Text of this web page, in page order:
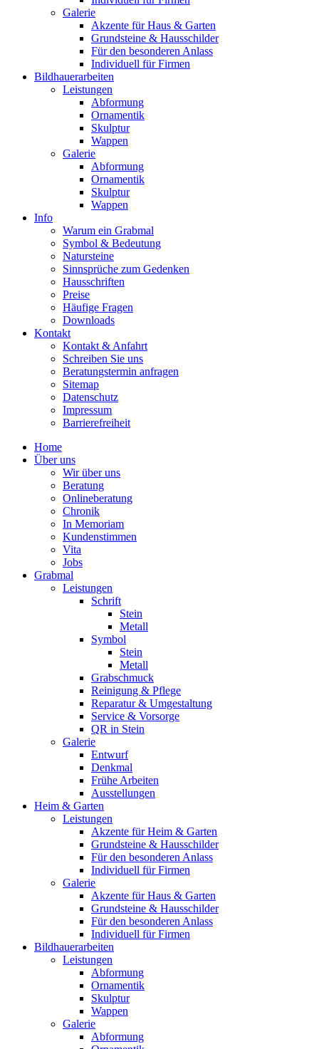
Galerie
Akzente für Haus & Garten
Grundsteine & Hausschilder
Für den besonderen Anlass
Individuell für Firmen
Bildhauerarbeiten
Leistungen
Abformung
Ornamentik
Skulptur
Wappen
Galerie
Abformung
Ornamentik
Skulptur
Wappen
Info
Warum ein Grabmal
Symbol & Bedeutung
Natursteine
Sinnsprüche zum Gedenken
Hausschriften
Preise
Häufige Fragen
Downloads
Kontakt
Kontakt & Anfahrt
Schreiben Sie uns
Beratungstermin anfragen
Sitemap
Datenschutz
Impressum
Barrierefreiheit
Home
Über uns
Wir über uns
Beratung
Onlineberatung
Chronik
In Memoriam
Kundenstimmen
Vita
Jobs
Grabmal
Leistungen
Schrift
Stein
Metall
Symbol
Stein
Metall
Grabschmuck
Reinigung & Pflege
Reparatur & Umgestaltung
Service & Vorsorge
QR in Stein
Galerie
Entwurf
Denkmal
Frühe Arbeiten
Ausstellungen
Heim & Garten
Leistungen
Akzente für Heim & Garten
Grundsteine & Hausschilder
Für den besonderen Anlass
Individuell für Firmen
Galerie
Akzente für Haus & Garten
Grundsteine & Hausschilder
Für den besonderen Anlass
Individuell für Firmen
Bildhauerarbeiten
Leistungen
Abformung
Ornamentik
Skulptur
Wappen
Galerie
Abformung